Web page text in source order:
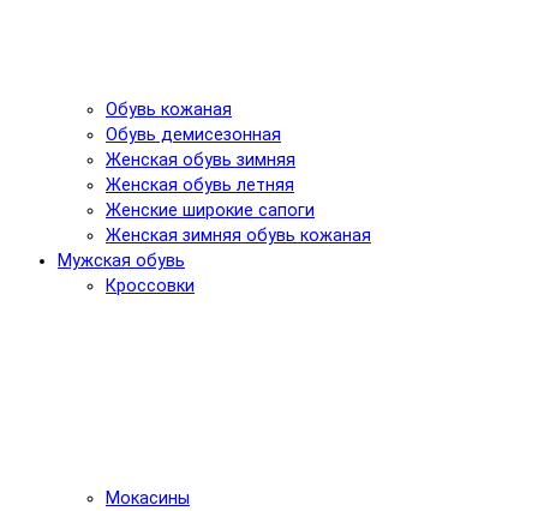
Обувь кожаная
Обувь демисезонная
Женская обувь зимняя
Женская обувь летняя
Женские широкие сапоги
Женская зимняя обувь кожаная
Мужская обувь
Кроссовки
Мокасины